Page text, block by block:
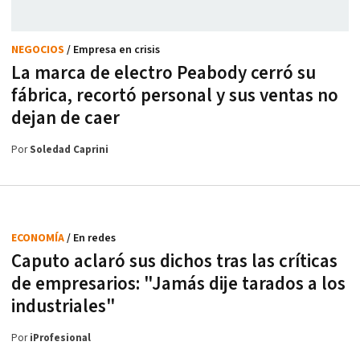
La marca de electro Peabody cerró su
fábrica, recortó personal y sus ventas no
dejan de caer
NEGOCIOS / Empresa en crisis
PorSoledad Caprini
Caputo aclaró sus dichos tras las críticas
de empresarios: "Jamás dije tarados a los
industriales"
ECONOMÍA/ En redes
PoriProfesional